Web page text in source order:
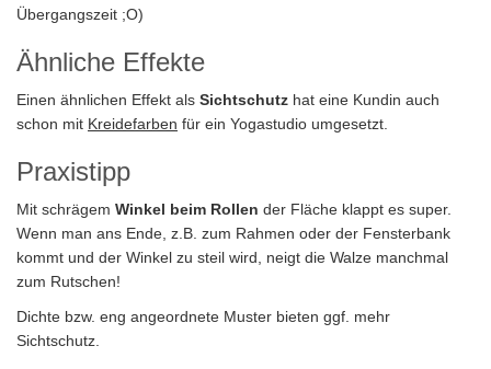
Übergangszeit ;O)
Ähnliche Effekte
Einen ähnlichen Effekt als Sichtschutz hat eine Kundin auch
schon mit Kreidefarben für ein Yogastudio umgesetzt.
Praxistipp
Mit schrägem Winkel beim Rollen der Fläche klappt es super.
Wenn man ans Ende, z.B. zum Rahmen oder der Fensterbank
kommt und der Winkel zu steil wird, neigt die Walze manchmal
zum Rutschen!
Dichte bzw. eng angeordnete Muster bieten ggf. mehr
Sichtschutz.